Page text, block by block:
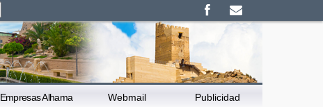
Empresas Alhama Webmail Publicidad